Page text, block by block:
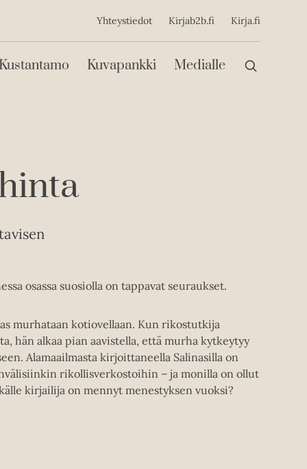
Yhteystiedot Kirjab2b.fi Kirja.fi
Kuvapankki Medialle
osassa suosiolla on tappavat seuraukset.
murhataan kotiovellaan. Kun rikostutkija
hän alkaa pian aavistella, että murha kytkeytyy
Alamaailmasta kirjoittaneella Salinasilla on
rikollisverkostoihin – ja monilla on ollut
kirjailija on mennyt menestyksen vuoksi?